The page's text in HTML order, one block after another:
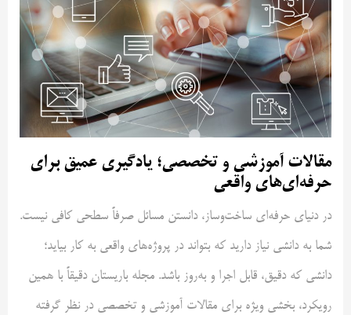
مقالات آموزشی و تخصصی؛ یادگیری عمیق برای
حرفه‌ای‌های واقعی
در دنیای حرفه‌ای ساخت‌وساز، دانستن مسائل صرفاً سطحی کافی نیست.
شما به دانشی نیاز دارید که بتواند در پروژه‌های واقعی به کار بیاید؛
دانشی که دقیق، قابل اجرا و به‌روز باشد. مجله باریستان دقیقاً با همین
رویکرد، بخشی ویژه برای مقالات آموزشی و تخصصی در نظر گرفته